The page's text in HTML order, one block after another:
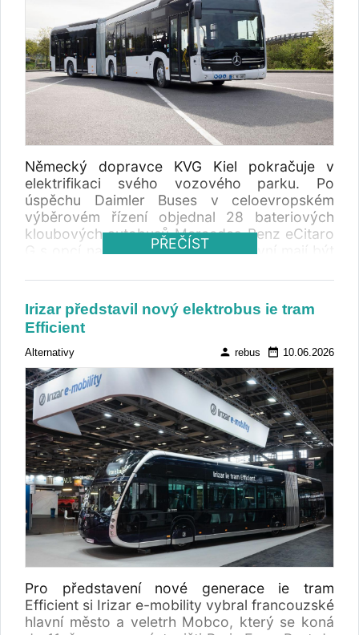
Německý dopravce KVG Kiel pokračuje v
elektrifikaci svého vozového parku. Po
úspěchu Daimler Buses v celoevropském
výběrovém řízení objednal 28 bateriových
kloubových autobusů Mercedes-Benz eCitaro
G s opcí na dalších pět vozidel. První mají být
PŘEČÍST
Irizar představil nový elektrobus ie tram
Efficient
Alternativy person rebus date_range 10.06.2026
Pro představení nové generace ie tram
Efficient si Irizar e-mobility vybral francouzské
hlavní město a veletrh Mobco, který se koná